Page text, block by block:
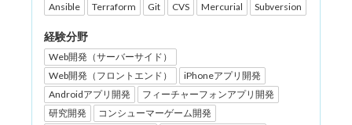
Ansible
Terraform Git CVS Mercurial Subversion
経験分野
Web開発（サーバーサイド）
Web開発（フロントエンド）
iPhoneアプリ開発
Androidアプリ開発
フィーチャーフォンアプリ開発
研究開発
コンシューマーゲーム開発